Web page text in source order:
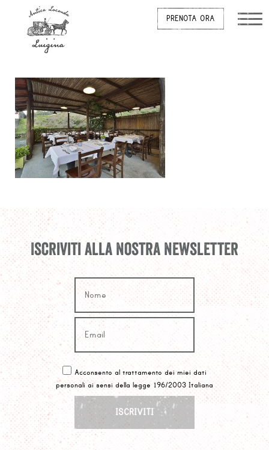
PRENOTA ORA
Iscriviti alla nostra newsletter
Acconsento al trattamento dei miei dati
personali ai sensi della legge 196/2003 Italiana